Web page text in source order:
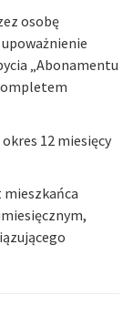
osobę
„Abonamentu
12 miesięcy